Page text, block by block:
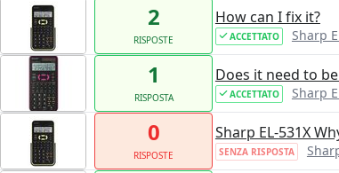
2
RISPOSTE
How can I fix it?
ACCETTATO Sharp
1
RISPOSTA
Does it need to
ACCETTATO Sharp
0
RISPOSTE
Sharp EL-531X
SENZA RISPOSTA